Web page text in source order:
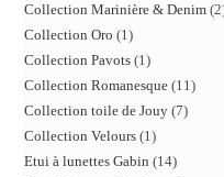
Collection Marinière & Denim 2
Collection Oro 1
Collection Pavots 1
Collection Romanesque 11
Collection toile de Jouy 7
Collection Velours 1
Etui à lunettes Gabin 14